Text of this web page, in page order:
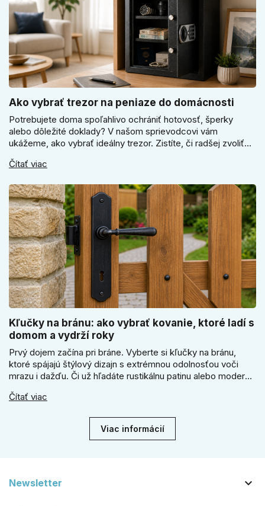
Ako vybrať trezor na peniaze do domácnosti
Potrebujete doma spoľahlivo ochrániť hotovosť, šperky
alebo dôležité doklady? V našom sprievodcovi vám
ukážeme, ako vybrať ideálny trezor. Zistíte, či radšej zvoliť
kľúčové jeho správne ukotvenie.
Čítať viac
Kľučky na bránu: ako vybrať kovanie, ktoré ladí s
domom a vydrží roky
Prvý dojem začína pri bráne. Vyberte si kľučky na bránu,
ktoré spájajú štýlový dizajn s extrémnou odolnosťou voči
mrazu i dažďu. Či už hľadáte rustikálnu patinu alebo moderné
vydrží roky. Zabezpečte svoj vstup kvalitou, ktorá prežije
Čítať viac
Viac informácií
Newsletter 